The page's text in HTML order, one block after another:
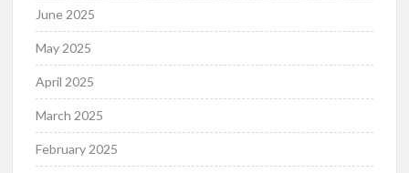
June 2025
May 2025
April 2025
March 2025
February 2025